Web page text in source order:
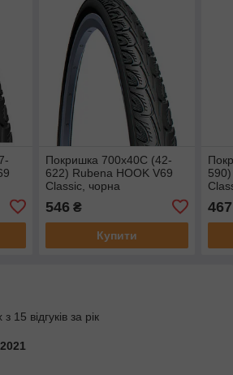
Покришка 700x40C (42-
622) Rubena HOOK V69
Classic, чорна
546 ₴
Купити
467
15 відгуків за рік